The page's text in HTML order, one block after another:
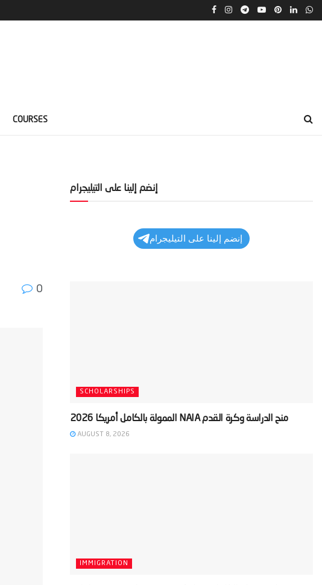
COURSES
0
إنضم إلينا على التيليجرام
إنضم إلينا على التيليجرام
SCHOLARSHIPS
‫منح الدراسة وكرة القدم NAIA الممولة بالكامل أمريكا 2026‬
AUGUST 8, 2026
IMMIGRATION